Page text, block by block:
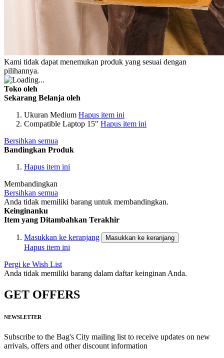
Kami tidak dapat menemukan produk yang sesuai dengan
pilihannya.
Toko oleh
Sekarang Belanja oleh
Ukuran Medium Hapus item ini
Compatible Laptop 15" Hapus item ini
Bersihkan semua
Bandingkan Produk
Hapus item ini
Membandingkan
Bersihkan semua
Anda tidak memiliki barang untuk membandingkan.
Keinginanku
Item yang Ditambahkan Terakhir
Masukkan ke keranjang Masukkan ke keranjang
Hapus item ini
Pergi ke Wish List
Anda tidak memiliki barang dalam daftar keinginan Anda.
GET OFFERS
NEWSLETTER
Subscribe to the Bag's City mailing list to receive updates on new
arrivals, offers and other discount information